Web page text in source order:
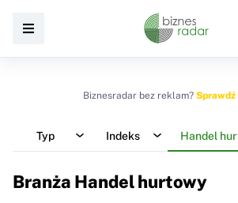
Biznesradar bez reklam? Sprawdź
Typ Indeks Handel
Branża Handel hurtowy